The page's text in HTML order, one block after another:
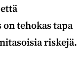
tehokas tapa
riskejä.